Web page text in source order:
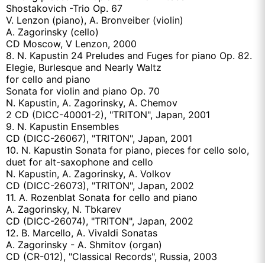
Shostakovich -Trio Op. 67
V. Lenzon (piano), A. Bronveiber (violin)
A. Zagorinsky (cello)
CD Moscow, V Lenzon, 2000
8. N. Kapustin 24 Preludes and Fuges for piano Op. 82.
Elegie, Burlesque and Nearly Waltz
for cello and piano
Sonata for violin and piano Op. 70
N. Kapustin, A. Zagorinsky, A. Chemov
2 CD (DICC-40001-2), "TRITON", Japan, 2001
9. N. Kapustin Ensembles
CD (DICC-26067), "TRITON", Japan, 2001
10. N. Kapustin Sonata for piano, pieces for cello solo,
duet for alt-saxophone and cello
N. Kapustin, A. Zagorinsky, A. Volkov
CD (DICC-26073), "TRITON", Japan, 2002
11. A. Rozenblat Sonata for cello and piano
A. Zagorinsky, N. Tbkarev
CD (DICC-26074), "TRITON", Japan, 2002
12. B. Marcello, A. Vivaldi Sonatas
A. Zagorinsky - A. Shmitov (organ)
CD (CR-012), "Classical Records", Russia, 2003